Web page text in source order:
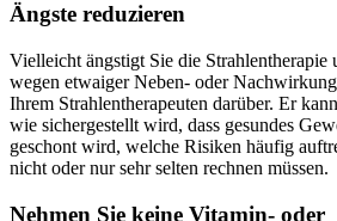
Ängste reduzieren
Vielleicht ängstigt Sie die Strahlentherapie
wegen etwaiger Neben- oder
Ihrem Strahlentherapeuten darüber. Er
wie sichergestellt wird, dass gesundes
geschont wird, welche Risiken häufig
nicht oder nur sehr selten rechnen müssen.
Nehmen Sie keine Vitamin- oder